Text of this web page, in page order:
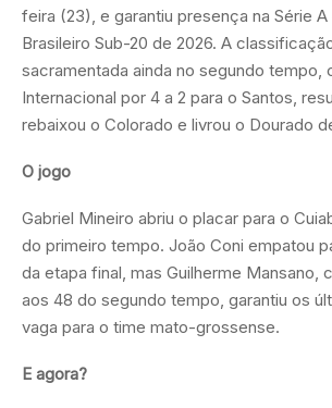
feira (23), e garantiu presença na Série
Brasileiro Sub-20 de 2026. A
sacramentada ainda no segundo tempo,
Internacional por 4 a 2 para o Santos,
rebaixou o Colorado e livrou o Dourado
O jogo
Gabriel Mineiro abriu o placar para o
do primeiro tempo. João Coni empatou
da etapa final, mas Guilherme Mansano,
aos 48 do segundo tempo, garantiu os
vaga para o time mato-grossense.
E agora?